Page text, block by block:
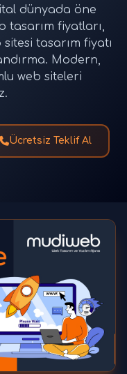
dünyada öne
tasarım fiyatları,
tasarım fiyatı
Modern,
web siteleri
Ücretsiz Teklif Al